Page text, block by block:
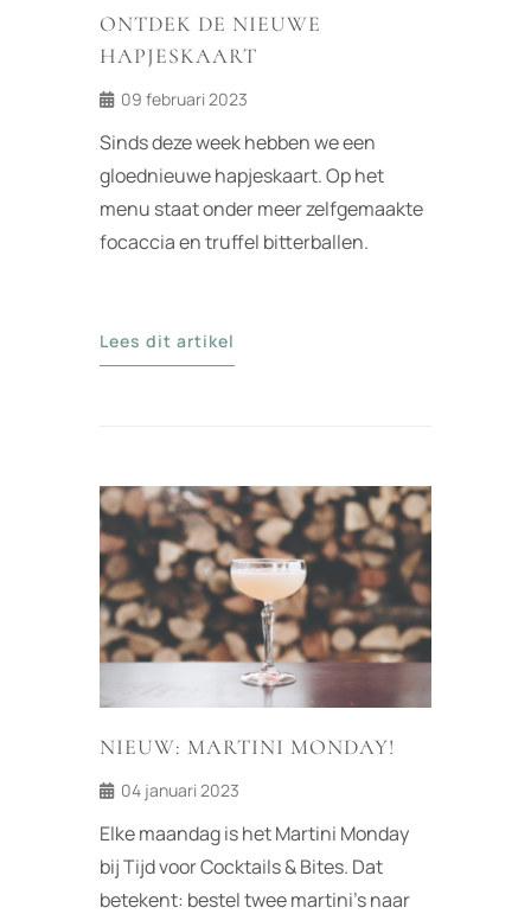
ONTDEK DE NIEUWE
HAPJESKAART
09 februari 2023
Sinds deze week hebben we een
gloednieuwe hapjeskaart. Op het
menu staat onder meer zelfgemaakte
focaccia en truffel bitterballen.
Lees dit artikel
NIEUW: MARTINI MONDAY!
04 januari 2023
Elke maandag is het Martini Monday
bij Tijd voor Cocktails & Bites. Dat
betekent: bestel twee martini's naar